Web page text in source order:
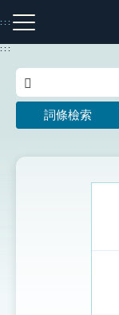
到
主
:::
注音索引圖示
:::
詞條檢索